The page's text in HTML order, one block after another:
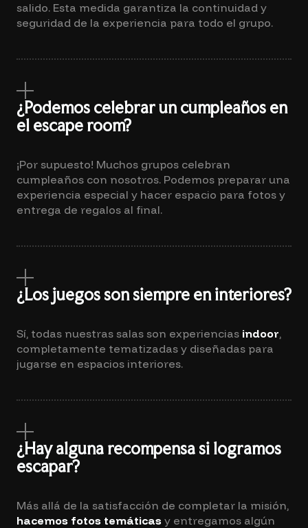
salido. Esta medida garantiza la continuidad y
seguridad de la experiencia para todo el grupo.
¿Podemos celebrar un cumpleaños en
el escape room?
¡Por supuesto! Muchos grupos celebran
cumpleaños con nosotros. Podemos preparar una
experiencia especial y hacer espacio para fotos y
entrega de regalos al final.
¿Los juegos son siempre en interiores?
Sí, todas nuestras salas son experiencias indoor,
completamente tematizadas y diseñadas para
jugarse en espacios interiores.
¿Hay alguna recompensa si logramos
escapar?
Más allá de la satisfacción de completar la misión,
hacemos fotos temáticas y entregamos algún